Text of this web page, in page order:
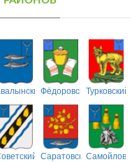
ФёдоровскийТурковский
СаратовскийСамойловский